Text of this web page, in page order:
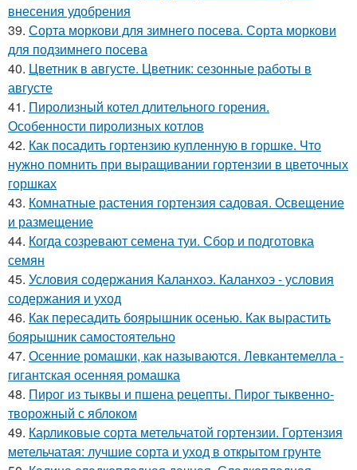
внесения удобрения
39. Сорта моркови для зимнего посева. Сорта моркови
для подзимнего посева
40. Цветник в августе. Цветник: сезонные работы в
августе
41. Пиролизный котел длительного горения.
Особенности пиролизных котлов
42. Как посадить гортензию купленную в горшке. Что
нужно помнить при выращивании гортензии в цветочных
горшках
43. Комнатные растения гортензия садовая. Освещение
и размещение
44. Когда созревают семена туи. Сбор и подготовка
семян
45. Условия содержания Каланхоэ. Каланхоэ - условия
содержания и уход
46. Как пересадить боярышник осенью. Как вырастить
боярышник самостоятельно
47. Осенние ромашки, как называются. Левкантемелла -
гигантская осенняя ромашка
48. Пирог из тыквы и пшена рецепты. Пирог тыквенно-
творожный с яблоком
49. Карликовые сорта метельчатой гортензии. Гортензия
метельчатая: лучшие сорта и уход в открытом грунте